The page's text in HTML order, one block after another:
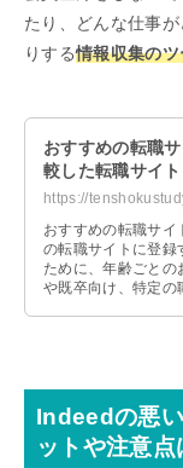
たり、どんな仕事
りする情報収集の
おすすめの転職
較した転職サイ
https://
おすすめの転職サ
の転職サイトに登録
ために、年齢ごとの
や既卒向け、特定の
Indeedの悪
ットや注意点